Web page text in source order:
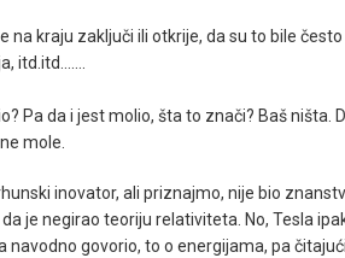
na kraju zaključi ili otkrije, da su to bile
itd.itd.......
Pa da i jest molio, šta to znači? Baš ništa.
mole.
inovator, ali priznajmo, nije bio
je negirao teoriju relativiteta. No, Tesla
navodno govorio, to o energijama, pa čitajući